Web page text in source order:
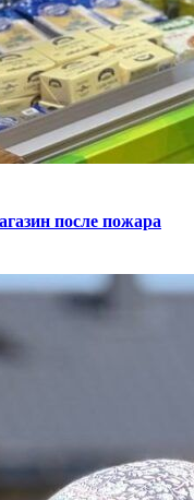
после пожара